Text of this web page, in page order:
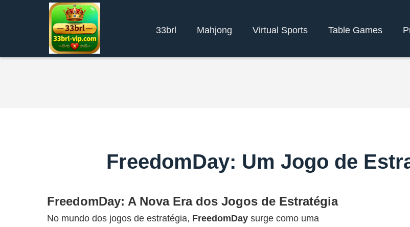
33brl Mahjong Virtual Sports Table Games
FreedomDay: Um Jogo de
FreedomDay: A Nova Era dos Jogos de Estratégia
No mundo dos jogos de estratégia, FreedomDay surge como uma